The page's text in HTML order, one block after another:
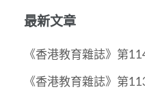
最新文章
《香港教育雜誌》第
《香港教育雜誌》第